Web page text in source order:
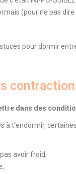
(pour ne pas
pour dormir
dans des
à t’endormir,
avoir froid,